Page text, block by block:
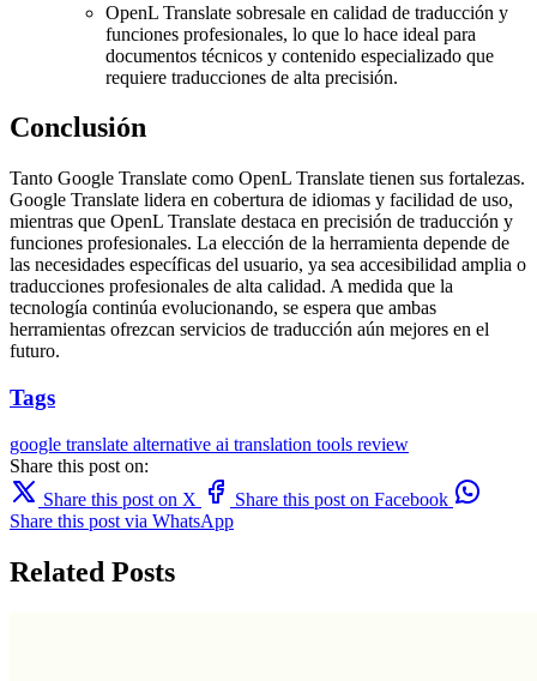
OpenL Translate sobresale en calidad de traducción y
funciones profesionales, lo que lo hace ideal para
documentos técnicos y contenido especializado que
requiere traducciones de alta precisión.
Conclusión
Tanto Google Translate como OpenL Translate tienen sus fortalezas.
Google Translate lidera en cobertura de idiomas y facilidad de uso,
mientras que OpenL Translate destaca en precisión de traducción y
funciones profesionales. La elección de la herramienta depende de
las necesidades específicas del usuario, ya sea accesibilidad amplia o
traducciones profesionales de alta calidad. A medida que la
tecnología continúa evolucionando, se espera que ambas
herramientas ofrezcan servicios de traducción aún mejores en el
futuro.
Tags
google translate alternative ai translation tools review
Share this post on:
Share this post on X
Share this post on Facebook
Share this post via WhatsApp
Related Posts